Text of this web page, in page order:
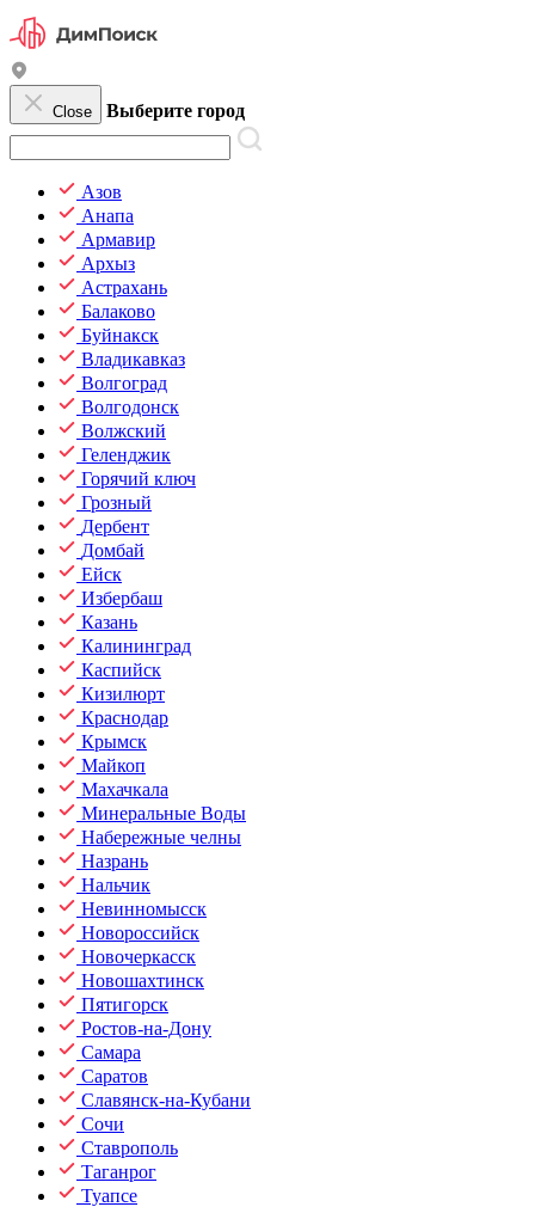
Close Выберите город
Азов
Анапа
Армавир
Архыз
Астрахань
Балаково
Буйнакск
Владикавказ
Волгоград
Волгодонск
Волжский
Геленджик
Горячий ключ
Грозный
Дербент
Домбай
Ейск
Избербаш
Казань
Калининград
Каспийск
Кизилюрт
Краснодар
Крымск
Майкоп
Махачкала
Минеральные Воды
Набережные челны
Назрань
Нальчик
Невинномысск
Новороссийск
Новочеркасск
Новошахтинск
Пятигорск
Ростов-на-Дону
Самара
Саратов
Славянск-на-Кубани
Сочи
Ставрополь
Таганрог
Туапсе